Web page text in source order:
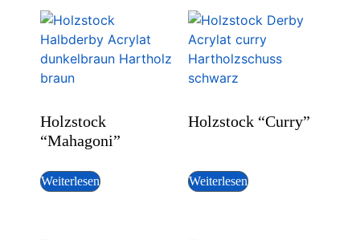
Holzstock
“Mahagoni”
Weiterlesen
Holzstock “Curry”
Weiterlesen